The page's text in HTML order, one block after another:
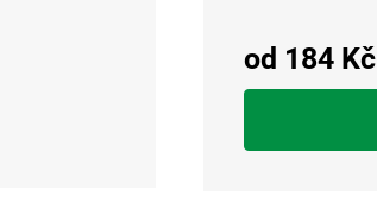
od 184 Kč
Měrná cena: